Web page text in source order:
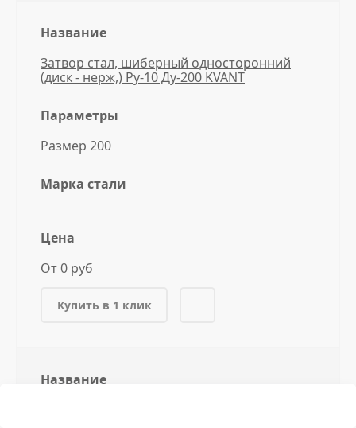
Название
Затвор стал, шиберный односторонний
(диск - нерж,) Ру-10 Ду-200 KVANT
Параметры
Размер 200
Марка стали
Цена
От 0 руб
Купить в 1 клик
Название